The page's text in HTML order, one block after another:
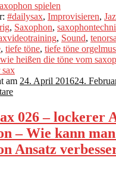
spielen
#dailysax, Improvisieren,
, Saxophon,
, Sound,
, tiefe töne, tiefe töne
wie heißen die töne vom
sax
am 24. April 201624.
026 – lockerer
– Wie kann
Ansatz